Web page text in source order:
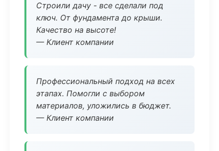
Строили дачу - все сделали под
ключ. От фундамента до крыши.
Качество на высоте!
— Клиент компании
Профессиональный подход на всех
этапах. Помогли с выбором
материалов, уложились в бюджет.
— Клиент компании